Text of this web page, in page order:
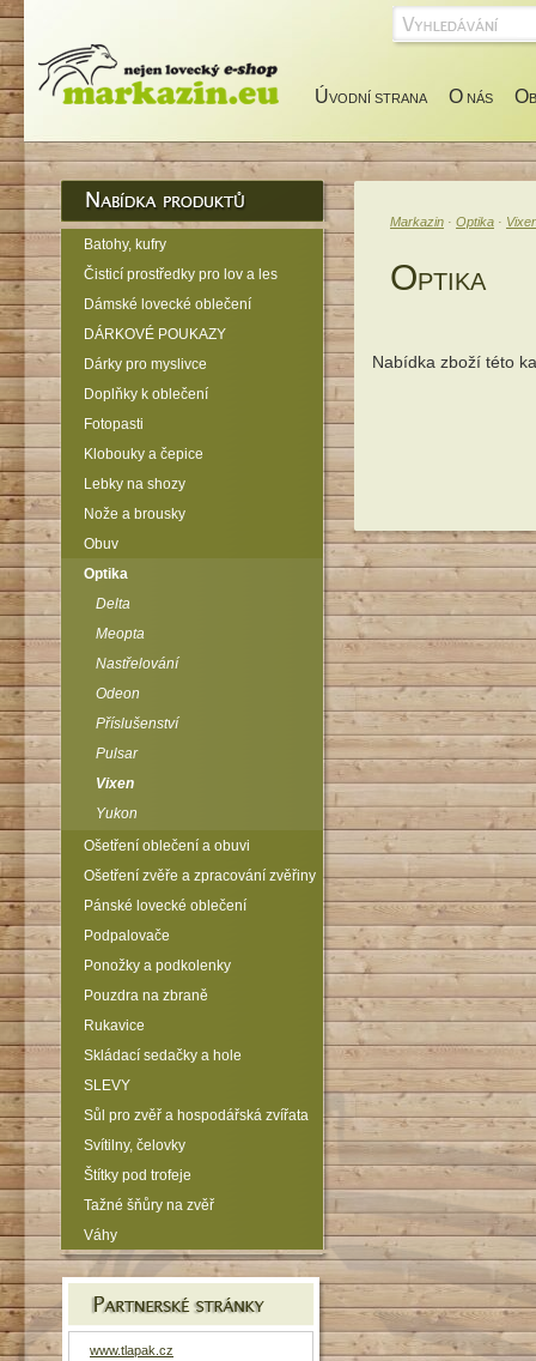
O
O NÁS
ÚVODNÍ STRANA
Markazin · Optika ·
OPTIKA
Nabídka zboží této
Batohy, kufry
Čisticí prostředky pro lov a les
Dámské lovecké oblečení
DÁRKOVÉ POUKAZY
Dárky pro myslivce
Doplňky k oblečení
Fotopasti
Klobouky a čepice
Lebky na shozy
Nože a brousky
Obuv
Optika
Delta
Meopta
Nastřelování
Odeon
Příslušenství
Pulsar
Vixen
Yukon
Ošetření oblečení a obuvi
Ošetření zvěře a zpracování zvěřiny
Pánské lovecké oblečení
Podpalovače
Ponožky a podkolenky
Pouzdra na zbraně
Rukavice
Skládací sedačky a hole
SLEVY
Sůl pro zvěř a hospodářská zvířata
Svítilny, čelovky
Štítky pod trofeje
Tažné šňůry na zvěř
Váhy
www.tlapak.cz